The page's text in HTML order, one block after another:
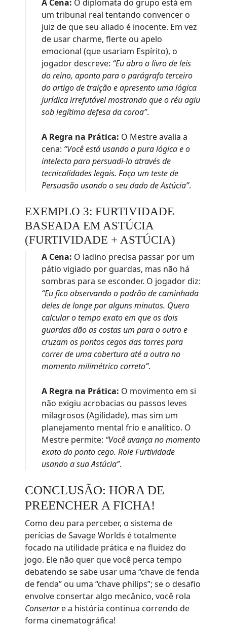
A Cena: O diplomata do grupo está em
um tribunal real tentando convencer o
juiz de que seu aliado é inocente. Em vez
de usar charme, flerte ou apelo
emocional (que usariam Espírito), o
jogador descreve: “Eu abro o livro de leis
do reino, aponto para o parágrafo terceiro
do artigo de traição e apresento uma lógica
jurídica irrefutável mostrando que o réu agiu
sob legítima defesa da coroa”.
A Regra na Prática: O Mestre avalia a
cena: “Você está usando a pura lógica e o
intelecto para persuadi-lo através de
tecnicalidades legais. Faça um teste de
Persuasão usando o seu dado de Astúcia”.
EXEMPLO 3: FURTIVIDADE
BASEADA EM ASTÚCIA
(FURTIVIDADE + ASTÚCIA)
A Cena: O ladino precisa passar por um
pátio vigiado por guardas, mas não há
sombras para se esconder. O jogador diz:
“Eu fico observando o padrão de caminhada
deles de longe por alguns minutos. Quero
calcular o tempo exato em que os dois
guardas dão as costas um para o outro e
cruzam os pontos cegos das torres para
correr de uma cobertura até a outra no
momento milimétrico correto”.
A Regra na Prática: O movimento em si
não exigiu acrobacias ou passos leves
milagrosos (Agilidade), mas sim um
planejamento mental frio e analítico. O
Mestre permite: “Você avança no momento
exato do ponto cego. Role Furtividade
usando a sua Astúcia”.
CONCLUSÃO: HORA DE
PREENCHER A FICHA!
Como deu para perceber, o sistema de
perícias de Savage Worlds é totalmente
focado na utilidade prática e na fluidez do
jogo. Ele não quer que você perca tempo
debatendo se sabe usar uma “chave de fenda
de fenda” ou uma “chave philips”; se o desafio
envolve consertar algo mecânico, você rola
Consertare a história continua correndo de
forma cinematográfica!